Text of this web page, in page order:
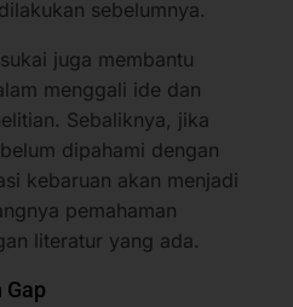
sebelumnya.
juga membantu
menggali ide dan
Sebaliknya, jika
dipahami dengan
kebaruan akan menjadi
pemahaman
literatur yang ada.
Gap